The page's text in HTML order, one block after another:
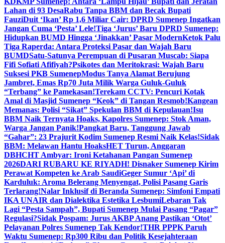
Lahan di 93 DesaRabu Tanpa BBM dan Becak Bupati
FauziDuit ‘Ikan’ Rp 1,6 Miliar Cair: DPRD Sumenep Ingatkan
Jangan Cuma ‘Pesta’ Lele!Tiga ‘Jurus’ Baru DPRD Sumenep:
Hidupkan BUMD Hingga ‘Jinakkan’ Pasar ModernKetok Palu
Tiga Raperda: Antara Proteksi Pasar dan Wajah Baru
BUMDSatu-Satunya Perempuan di Pusaran Muscab: Siapa
Fifi Sofiati Afifiyah?Psikotes dan Meritokrasi: Wajah Baru
Suksesi PKB SumenepModus Tanya Alamat Berujung
Jambret, Emas Rp70 Juta Milik Warga Guluk-Guluk
“Terbang” ke Pamekasan!Terekam CCTV: Pencuri Kotak
Amal di Masjid Sumenep “Keok” di Tangan Resmob!Kangean
Memanas: Polisi “Sikat” Spekulan BBM di Kepulauan!Isu
BBM Naik Ternyata Hoaks, Kapolres Sumenep: Stok Aman,
Warga Jangan Panik!Pangkat Baru, Tanggung Jawab
“Gahar”: 23 Prajurit Kodim Sumenep Resmi Naik Kelas!Sidak
BBM: Melawan Hantu HoaksHET Turun, Anggaran
DBHCHT Ambyar: Ironi Ketahanan Pangan Sumenep
2026DARI RUBARU KE RIYADH! Disnaker Sumenep Kirim
Perawat Kompeten ke Arab SaudiGeger Sumur ‘Api’ di
Karduluk: Aroma Belerang Menyengat, Polisi Pasang Garis
Terlarang!Nalar Inklusif di Beranda Sumenep: Simfoni Empati
IKA UNAIR dan Dialektika Estetika LesbumiLebaran Tak
Lagi “Pesta Sampah”, Bupati Sumenep Mulai Pasang “Pagar”
Regulasi?Sidak Pospam: Jurus AKBP Anang Pastikan ‘Otot’
Pelayanan Polres Sumenep Tak Kendor!THR PPPK Paruh
Waktu Sumenep: Rp300 Ribu dan Politik Kesejahteraan